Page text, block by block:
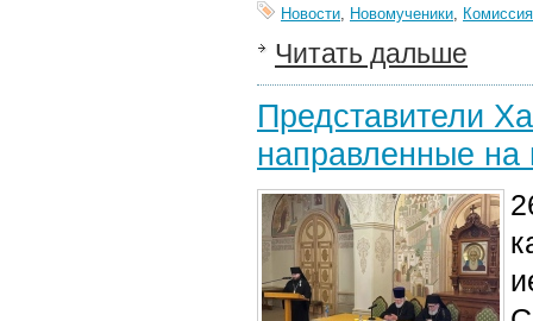
Новости, Новомученики,
Читать дальше
Представители
направленные на